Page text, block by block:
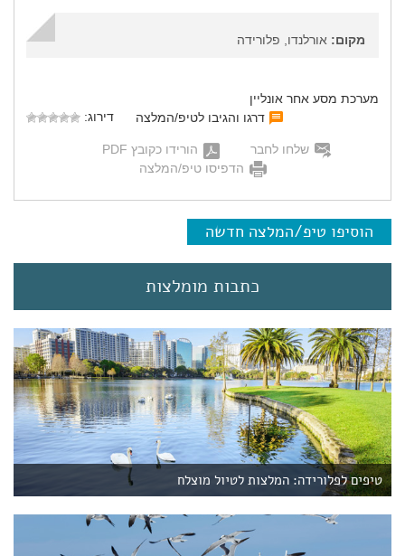
מקום: אורלנדו, פלורידה
מערכת מסע אחר אונליין
דרגו והגיבו לטיפ/המלצה
דירוג:
שלחו לחבר
הורידו כקובץ PDF
הדפיסו טיפ/המלצה
הוסיפו טיפ/המלצה חדשה
כתבות מומלצות
טיפים לפלורידה: המלצות לטיול מוצלח